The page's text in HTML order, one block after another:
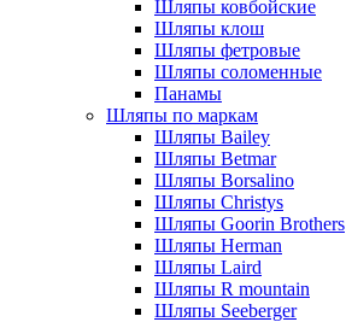
Шляпы ковбойские
Шляпы клош
Шляпы фетровые
Шляпы соломенные
Панамы
Шляпы по маркам
Шляпы Bailey
Шляпы Betmar
Шляпы Borsalino
Шляпы Christys
Шляпы Goorin Brothers
Шляпы Herman
Шляпы Laird
Шляпы R mountain
Шляпы Seeberger